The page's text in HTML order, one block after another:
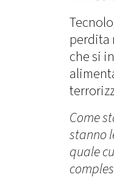
perdita
che si
Come
stanno
quale